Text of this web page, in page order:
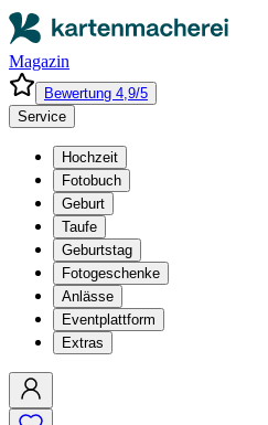
Magazin
Bewertung 4,9/5
Service
Hochzeit
Fotobuch
Geburt
Taufe
Geburtstag
Fotogeschenke
Anlässe
Eventplattform
Extras